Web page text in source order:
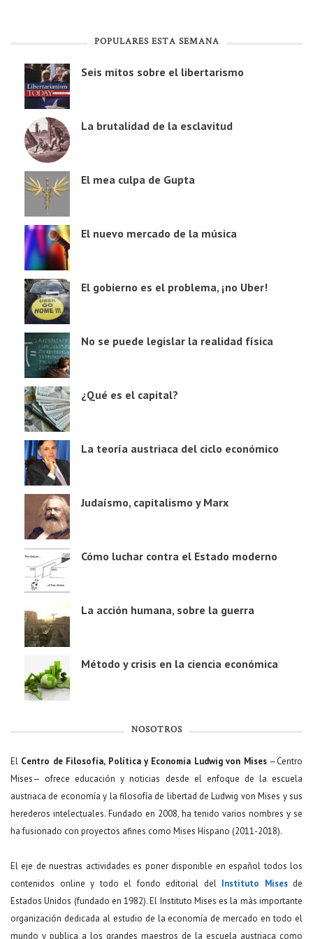
POPULARES ESTA SEMANA
Seis mitos sobre el libertarismo
La brutalidad de la esclavitud
El mea culpa de Gupta
El nuevo mercado de la música
El gobierno es el problema, ¡no Uber!
No se puede legislar la realidad física
¿Qué es el capital?
La teoría austriaca del ciclo económico
Judaísmo, capitalismo y Marx
Cómo luchar contra el Estado moderno
La acción humana, sobre la guerra
Método y crisis en la ciencia económica
NOSOTROS
El Centro de Filosofía, Política y Economía Ludwig von Mises—Centro
Mises— ofrece educación y noticias desde el enfoque de la escuela
austriaca de economía y la filosofía de libertad de Ludwig von Mises y sus
herederos intelectuales. Fundado en 2008, ha tenido varios nombres y se
ha fusionado con proyectos afines como Mises Hispano (2011-2018).
El eje de nuestras actividades es poner disponible en español todos los
contenidos online y todo el fondo editorial del Instituto Misesde
Estados Unidos (fundado en 1982). El Instituto Mises es la más importante
organización dedicada al estudio de la economía de mercado en todo el
mundo y publica a los grandes maestros de la escuela austriaca como